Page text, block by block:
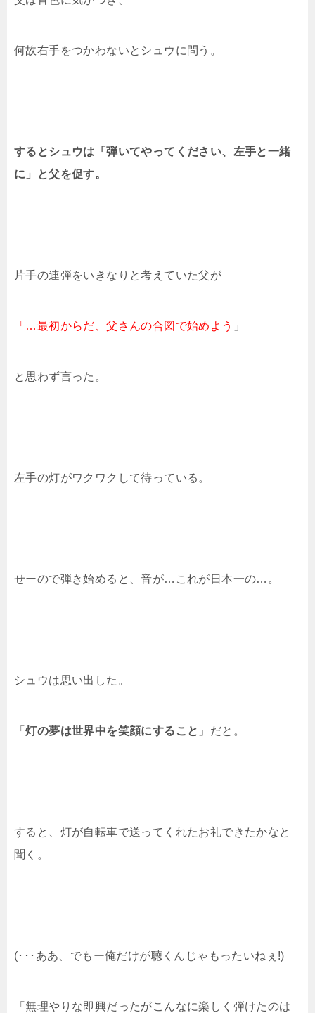
何故右手をつかわないとシュウに問う。
するとシュウは「弾いてやってください、左手と一緒
に」と父を促す。
片手の連弾をいきなりと考えていた父が
「…最初からだ、父さんの合図で始めよう 」
と思わず言った。
左手の灯がワクワクして待っている。
せーので弾き始めると、音が…これが日本一の…。
シュウは思い出した。
「灯の夢は世界中を笑顔にすること 」だと。
すると、灯が自転車で送ってくれたお礼できたかなと
聞く。
(･･･ああ、でもー俺だけが聴くんじゃもったいねぇ!)
「無理やりな即興だったがこんなに楽しく弾けたのは